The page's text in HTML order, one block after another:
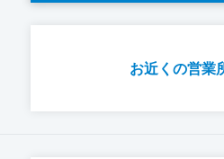
お近くの営業